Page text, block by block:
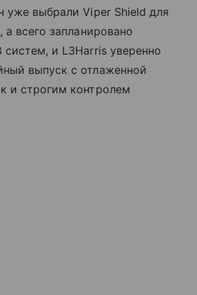
уже выбрали Viper Shield для
а всего запланировано
систем, и L3Harris уверенно
выпуск с отлаженной
и строгим контролем